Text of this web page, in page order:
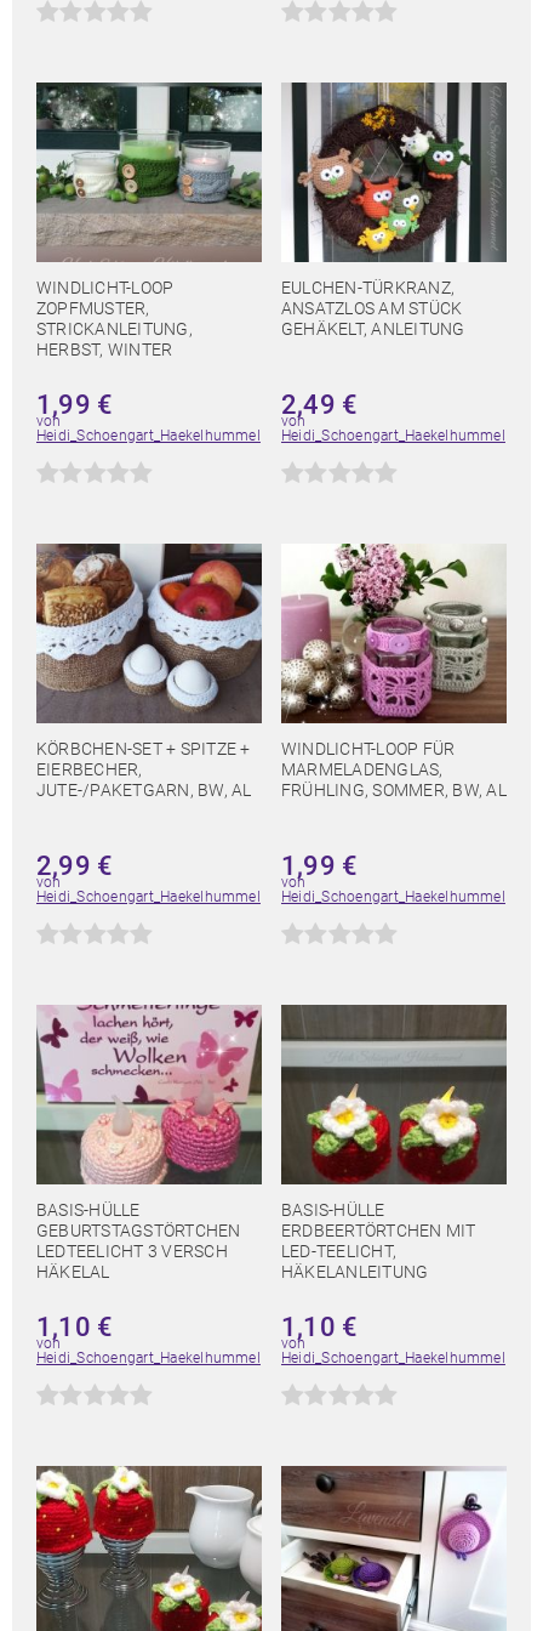
WINDLICHT-LOOP
ZOPFMUSTER,
STRICKANLEITUNG,
HERBST, WINTER
1,99 €
von
Heidi_Schoengart_Haekelhummel
EULCHEN-TÜRKRANZ,
ANSATZLOS AM STÜCK
GEHÄKELT, ANLEITUNG
2,49 €
von
Heidi_Schoengart_Haekelhummel
KÖRBCHEN-SET + SPITZE +
EIERBECHER,
JUTE-/PAKETGARN, BW, AL
2,99 €
von
Heidi_Schoengart_Haekelhummel
WINDLICHT-LOOP FÜR
MARMELADENGLAS,
FRÜHLING, SOMMER, BW, AL
1,99 €
von
Heidi_Schoengart_Haekelhummel
BASIS-HÜLLE
GEBURTSTAGSTÖRTCHEN
LEDTEELICHT 3 VERSCH
HÄKELAL
1,10 €
von
Heidi_Schoengart_Haekelhummel
BASIS-HÜLLE
ERDBEERTÖRTCHEN MIT
LED-TEELICHT,
HÄKELANLEITUNG
1,10 €
von
Heidi_Schoengart_Haekelhummel